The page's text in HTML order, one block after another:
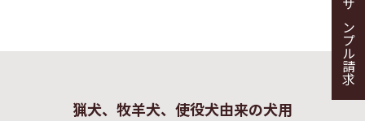
サンプル請求
猟犬、牧羊犬、使役犬由来の犬用